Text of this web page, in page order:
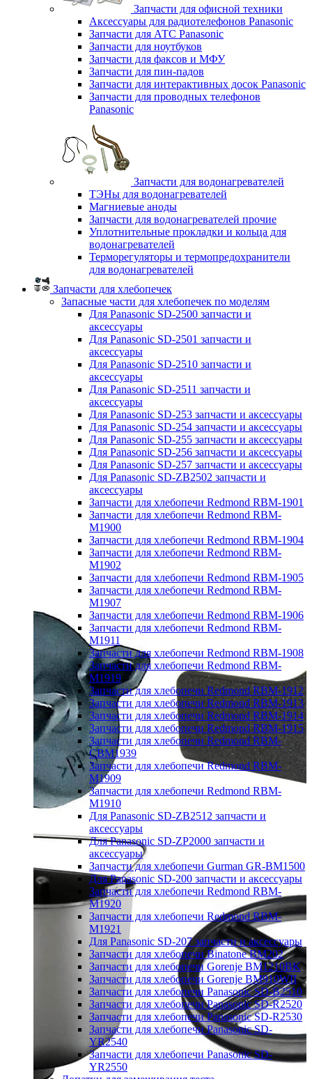
Запчасти для офисной техники
Аксессуары для радиотелефонов Panasonic
Запчасти для АТС Panasonic
Запчасти для ноутбуков
Запчасти для факсов и МФУ
Запчасти для пин-падов
Запчасти для интерактивных досок Panasonic
Запчасти для проводных телефонов
Panasonic
Запчасти для водонагревателей
ТЭНы для водонагревателей
Магниевые аноды
Запчасти для водонагревателей прочие
Уплотнительные прокладки и кольца для
водонагревателей
Терморегуляторы и термопредохранители
для водонагревателей
Запчасти для хлебопечек
Запасные части для хлебопечек по моделям
Для Panasonic SD-2500 запчасти и
аксессуары
Для Panasonic SD-2501 запчасти и
аксессуары
Для Panasonic SD-2510 запчасти и
аксессуары
Для Panasonic SD-2511 запчасти и
аксессуары
Для Panasonic SD-253 запчасти и аксессуары
Для Panasonic SD-254 запчасти и аксессуары
Для Panasonic SD-255 запчасти и аксессуары
Для Panasonic SD-256 запчасти и аксессуары
Для Panasonic SD-257 запчасти и аксессуары
Для Panasonic SD-ZB2502 запчасти и
аксессуары
Запчасти для хлебопечи Redmond RBM-1901
Запчасти для хлебопечи Redmond RBM-
M1900
Запчасти для хлебопечи Redmond RBM-1904
Запчасти для хлебопечи Redmond RBM-
M1902
Запчасти для хлебопечи Redmond RBM-1905
Запчасти для хлебопечи Redmond RBM-
M1907
Запчасти для хлебопечи Redmond RBM-1906
Запчасти для хлебопечи Redmond RBM-
M1911
Запчасти для хлебопечи Redmond RBM-1908
Запчасти для хлебопечи Redmond RBM-
M1919
Запчасти для хлебопечи Redmond RBM-1912
Запчасти для хлебопечи Redmond RBM-1913
Запчасти для хлебопечи Redmond RBM-1914
Запчасти для хлебопечи Redmond RBM-1915
Запчасти для хлебопечи Redmond RBM-
CBM1939
Запчасти для хлебопечи Redmond RBM-
M1909
Запчасти для хлебопечи Redmond RBM-
M1910
Для Panasonic SD-ZB2512 запчасти и
аксессуары
Для Panasonic SD-ZP2000 запчасти и
аксессуары
Запчасти для хлебопечи Gurman GR-BM1500
Для Panasonic SD-200 запчасти и аксессуары
Запчасти для хлебопечи Redmond RBM-
M1920
Запчасти для хлебопечи Redmond RBM-
M1921
Для Panasonic SD-207 запчасти и аксессуары
Запчасти для хлебопечи Binatone BM202
Запчасти для хлебопечи Gorenje BM1210BK
Запчасти для хлебопечи Gorenje BM910WII
Запчасти для хлебопечи Panasonic SD-B2510
Запчасти для хлебопечи Panasonic SD-R2520
Запчасти для хлебопечи Panasonic SD-R2530
Запчасти для хлебопечи Panasonic SD-
YR2540
Запчасти для хлебопечи Panasonic SD-
YR2550